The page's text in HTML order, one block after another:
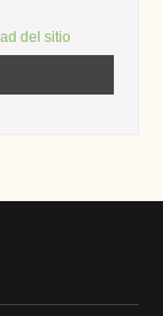
del sitio